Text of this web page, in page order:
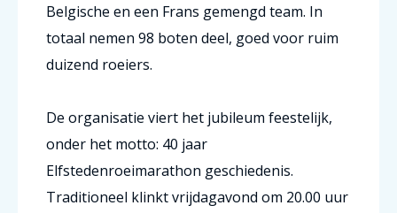
Belgische en een Frans gemengd team. In
totaal nemen 98 boten deel, goed voor ruim
duizend roeiers.
De organisatie viert het jubileum feestelijk,
onder het motto: 40 jaar
Elfstedenroeimarathon geschiedenis.
Traditioneel klinkt vrijdagavond om 20.00 uur